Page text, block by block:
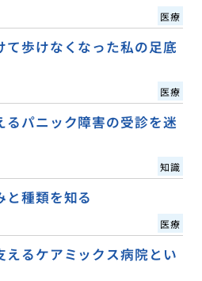
医療
て歩けなくなった私の足底
医療
るパニック障害の受診を迷
知識
と種類を知る
医療
えるケアミックス病院とい